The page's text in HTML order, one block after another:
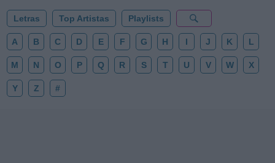
Letras Top Artistas Playlists
A B C D E F G H I J K L
M N O P Q R S T U V W X
Y Z #